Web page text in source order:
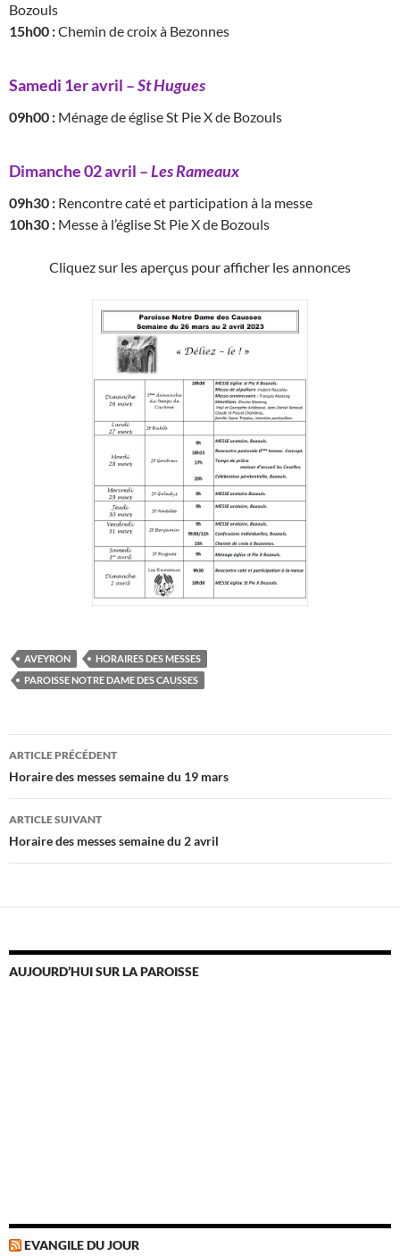
Bozouls
15h00 :Chemin de croix à Bezonnes
Samedi 1er avril –St Hugues
09h00 : Ménage de église St Pie X de Bozouls
Dimanche 02 avril –Les Rameaux
09h30 : Rencontre caté et participation à la messe
10h30 : Messe à l’église St Pie X de Bozouls
Cliquez sur les aperçus pour afficher les annonces
AVEYRON
HORAIRES DES MESSES
PAROISSE NOTRE DAME DES CAUSSES
Navigation
des
articles
ARTICLE PRÉCÉDENT
Horaire des messes semaine du 19 mars
ARTICLE SUIVANT
Horaire des messes semaine du 2 avril
AUJOURD’HUI SUR LA PAROISSE
EVANGILE DU JOUR